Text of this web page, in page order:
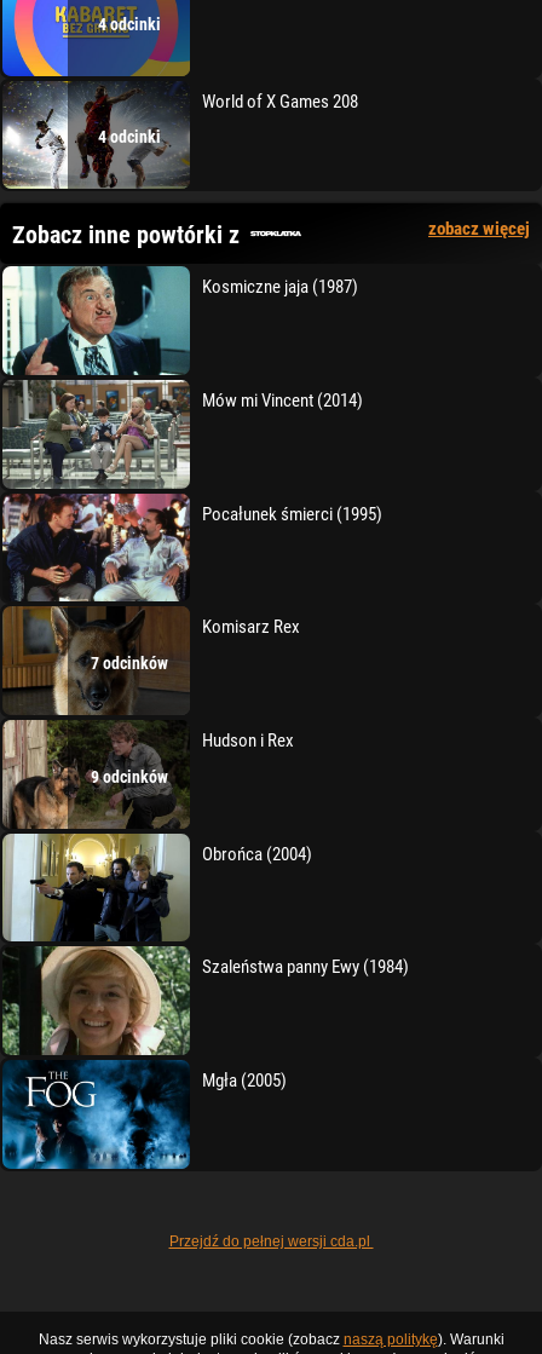
4 odcinki
4 odcinki
World of X Games 208
Zobacz inne powtórki z zobacz więcej
Kosmiczne jaja (1987)
Mów mi Vincent (2014)
Pocałunek śmierci (1995)
7 odcinków
Komisarz Rex
9 odcinków
Hudson i Rex
Obrońca (2004)
Szaleństwa panny Ewy (1984)
Mgła (2005)
Przejdź do pełnej wersji cda.pl
Nasz serwis wykorzystuje pliki cookie (zobacz naszą politykę). Warunki